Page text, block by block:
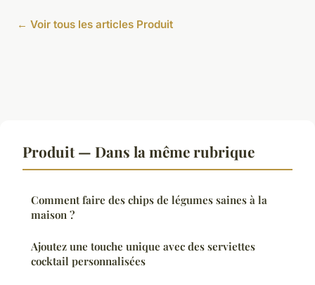
← Voir tous les articles Produit
Produit — Dans la même rubrique
Comment faire des chips de légumes saines à la
maison ?
Ajoutez une touche unique avec des serviettes
cocktail personnalisées